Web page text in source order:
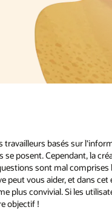
travailleurs basés sur
posent. Cependant, la
sont mal comprises
peut vous aider, et dans
plus convivial. Si les
objectif !